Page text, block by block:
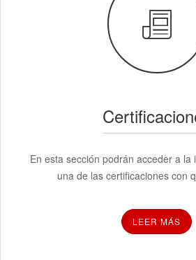
En esta sección podrán acceder a la
una de las certificaciones con
LEER MÁS